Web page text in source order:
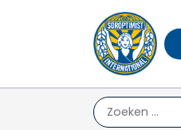
Acties